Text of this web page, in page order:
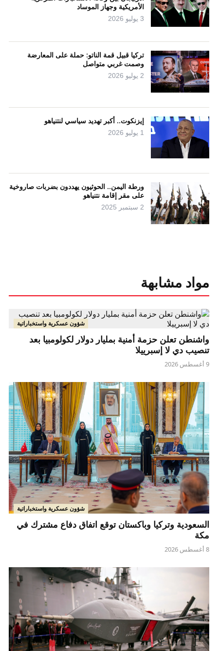
الأمريكية وجهاز الموساد
3 يوليو 2026
تركيا قبيل قمة الناتو: حملة على المعارضة
وصمت غربي متواصل
2 يوليو 2026
إيزنكوت.. أكبر تهديد سياسي لنتنياهو
1 يوليو 2026
ورطة اليمن.. الحوثيون يهددون بضربات صاروخية
على مقر إقامة نتنياهو
2 سبتمبر 2025
مواد مشابهة
شؤون عسكرية واستخباراتية
واشنطن تعلن حزمة أمنية بمليار دولار لكولومبيا بعد
تنصيب دي لا إسبرييلا
9 أغسطس 2026
شؤون عسكرية واستخباراتية
السعودية وتركيا وباكستان توقع اتفاق دفاع مشترك في
مكة
8 أغسطس 2026